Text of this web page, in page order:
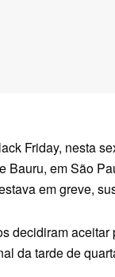
Friday, nesta
Bauru, em São
em greve,
decidiram
da tarde de